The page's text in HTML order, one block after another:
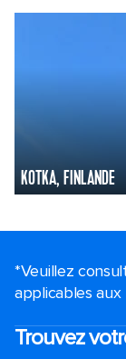
KOTKA, FINLANDE
*Veuillez
applicables
Trouvez